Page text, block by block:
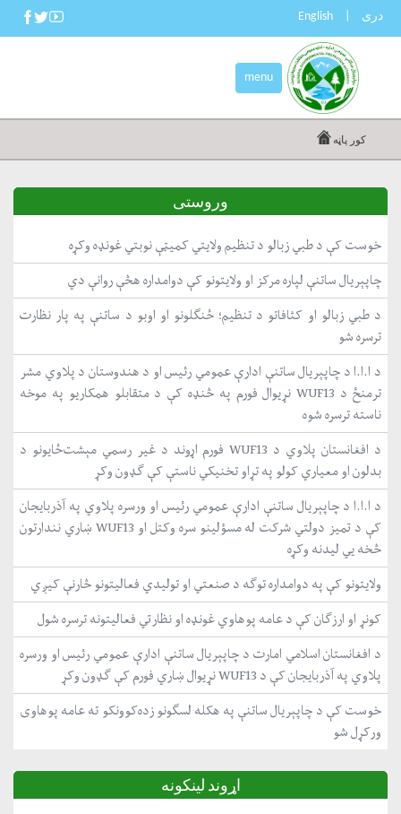
English دری
menu
کور پاڼه
وروستی
خوست کې د طبي زبالو د تنظیم ولایتي کمیټې نوبتي غونډه وکړه
چاپېریال ساتنې لپاره مرکز او ولایتونو کې دوامداره هڅې روانې دي
د طبي زبالو او کثافاتو د تنظیم؛ ځنګلونو او اوبو د ساتنې په پار نظارت
ترسره شو
د ا.ا.ا د چاپېریال ساتنې ادارې عمومي رئیس او د هندوستان د پلاوي مشر
ترمنځ د WUF13 نړیوال فورم په څنډه کې د متقابلو همکاریو په موخه
ناسته ترسره شوه
د افغانستان پلاوي د WUF13 فورم اړوند د غیر رسمي مېشت‌ځایونو د
بدلون او معیاري کولو په تړاو تخنیکي ناستې کې ګډون وکړ
د ا.ا.ا د چاپېریال ساتنې ادارې عمومي رئیس او ورسره پلاوي په آذربایجان
کې د تمیز دولتي شرکت له مسؤلینو سره وکتل او WUF13 ښاري نندارتون
څخه یي لیدنه وکړه
ولایتونو کې په دوامداره توګه د صنعتي او تولیدي فعالیتونو څارنې کیږي
کونړ او ارزګان کې د عامه پوهاوي غونډه او نظارتي فعالیتونه ترسره شول
د افغانستان اسلامي امارت د چاپېریال ساتنې ادارې عمومي رئیس او ورسره
پلاوي په آذربایجان کې د WUF13 نړیوال ښاري فورم کې ګډون وکړ
خوست کې د چاپېریال ساتنې په هکله لسګونو زده‌کوونکو ته عامه پوهاوی
ورکړل شو
اړوند لینکونه